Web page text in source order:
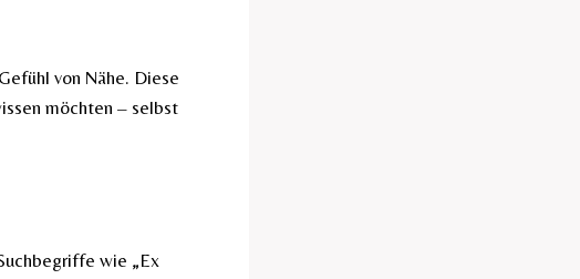
von Nähe. Diese
möchten – selbst
wie „Ex